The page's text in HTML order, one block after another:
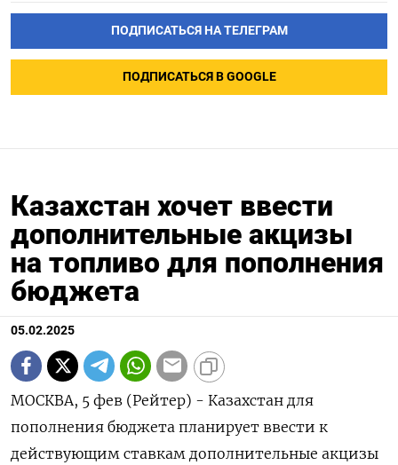
ПОДПИСАТЬСЯ НА ТЕЛЕГРАМ
ПОДПИСАТЬСЯ В GOOGLE
Казахстан хочет ввести
дополнительные акцизы
на топливо для пополнения
бюджета
05.02.2025
МОСКВА, 5 фев (Рейтер) - Казахстан для
пополнения бюджета планирует ввести к
действующим ставкам дополнительные акцизы